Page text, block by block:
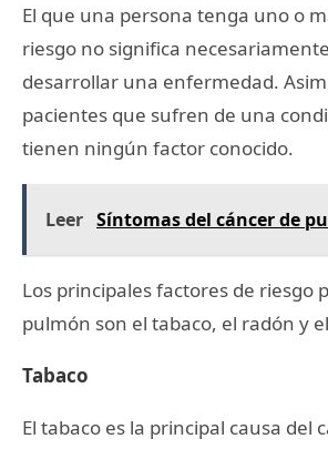
El que una persona tenga uno o
riesgo no significa
desarrollar una enfermedad.
pacientes que sufren de una
tienen ningún factor conocido.
Leer Síntomas del cáncer de
Los principales factores de riesgo
pulmón son el tabaco, el radón y
Tabaco
El tabaco es la principal causa del